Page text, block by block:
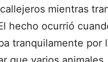
mientras
hecho ocurrió
tranquilamente por